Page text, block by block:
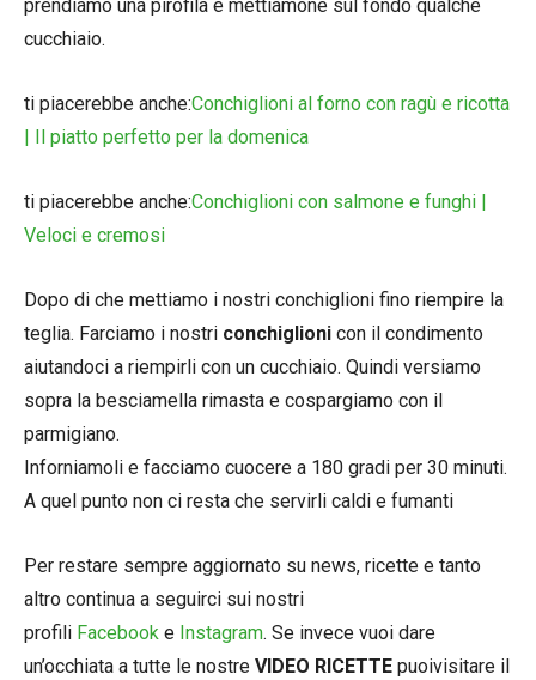
prendiamo una pirofila e mettiamone sul fondo qualche
cucchiaio.
ti piacerebbe anche:Conchiglioni al forno con ragù e ricotta
| Il piatto perfetto per la domenica
ti piacerebbe anche:Conchiglioni con salmone e funghi |
Veloci e cremosi
Dopo di che mettiamo i nostri conchiglioni fino riempire la
teglia. Farciamo i nostri conchiglioni con il condimento
aiutandoci a riempirli con un cucchiaio. Quindi versiamo
sopra la besciamella rimasta e cospargiamo con il
parmigiano.
Inforniamoli e facciamo cuocere a 180 gradi per 30 minuti.
A quel punto non ci resta che servirli caldi e fumanti
Per restare sempre aggiornato su news, ricette e tanto
altro continua a seguirci sui nostri
profili Facebook e Instagram. Se invece vuoi dare
un’occhiata a tutte le nostre VIDEO RICETTE puoivisitare il